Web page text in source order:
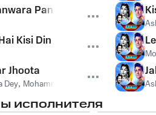
Panchhi
Kisi Din
Jhoota
Dey, Mohammed Rafi
исполнителя